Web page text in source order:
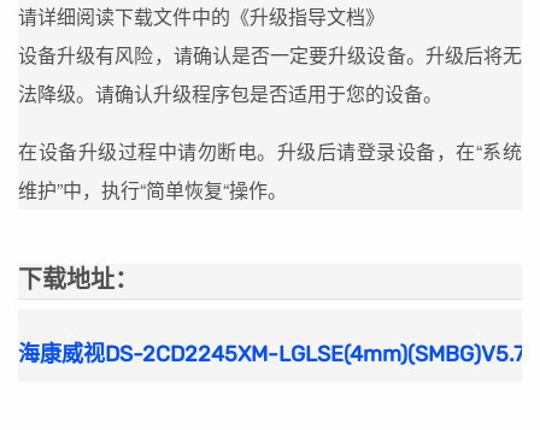
请详细阅读下载文件中的《升级指导文档》
设备升级有风险，请确认是否一定要升级设备。升级后将无
法降级。请确认升级程序包是否适用于您的设备。
在设备升级过程中请勿断电。升级后请登录设备，在“系统
维护”中，执行“简单恢复“操作。
下载地址：
海康威视DS-2CD2245XM-